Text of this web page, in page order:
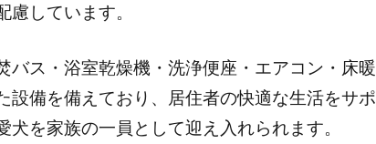
しています。
ス・浴室乾燥機・洗浄便座・エアコン・床暖
備を備えており、居住者の快適な生活をサポ
を家族の一員として迎え入れられます。